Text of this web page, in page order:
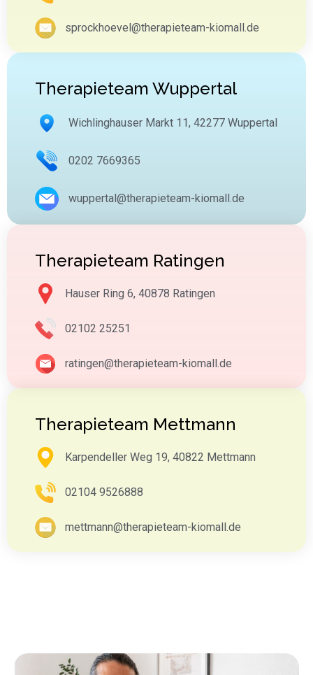
sprockhoevel@therapieteam-kiomall.de
Therapieteam Wuppertal
Wichlinghauser Markt 11, 42277 Wuppertal
0202 7669365
wuppertal@therapieteam-kiomall.de
Therapieteam Ratingen
Hauser Ring 6, 40878 Ratingen
02102 25251
ratingen@therapieteam-kiomall.de
Therapieteam Mettmann
Karpendeller Weg 19, 40822 Mettmann
02104 9526888
mettmann@therapieteam-kiomall.de